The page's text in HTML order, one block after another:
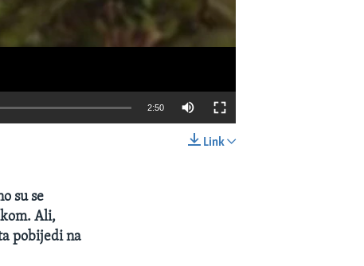
2:50
Link
su se
Ali,
pobijedi na